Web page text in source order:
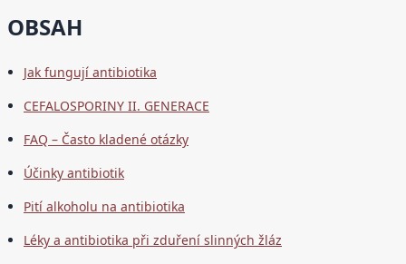
OBSAH
Jak fungují antibiotika
CEFALOSPORINY II. GENERACE
FAQ – Často kladené otázky
Účinky antibiotik
Pití alkoholu na antibiotika
Léky a antibiotika při zduření slinných žláz